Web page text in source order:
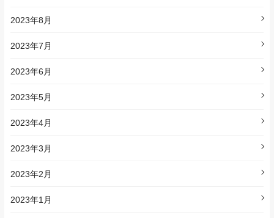
2023年8月
2023年7月
2023年6月
2023年5月
2023年4月
2023年3月
2023年2月
2023年1月